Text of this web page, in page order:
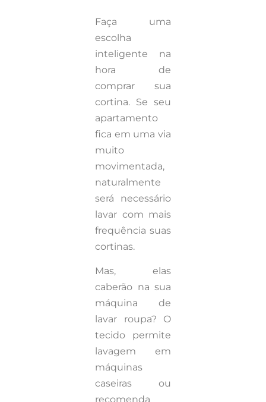
Faça uma
escolha
inteligente na
hora de
comprar sua
cortina. Se seu
apartamento
fica em uma via
muito
movimentada,
naturalmente
será necessário
lavar com mais
frequência suas
cortinas.
Mas, elas
caberão na sua
máquina de
lavar roupa? O
tecido permite
lavagem em
máquinas
caseiras ou
recomenda